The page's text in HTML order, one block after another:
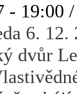
- 19:00
6. 12.
dvůr